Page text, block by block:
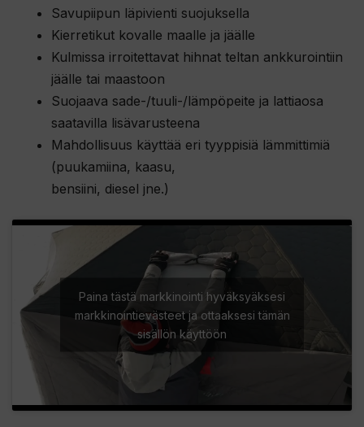
Savupiipun läpivienti suojuksella
Kierretikut kovalle maalle ja jäälle
Kulmissa irroitettavat hihnat teltan ankkurointiin
jäälle tai maastoon
Suojaava sade-/tuuli-/lämpöpeite ja lattiaosa
saatavilla lisävarusteena
Mahdollisuus käyttää eri tyyppisiä lämmittimiä
(puukamiina, kaasu,
bensiini, diesel jne.)
Paina tästä markkinointi hyväksyäksesi
markkinointievästeet ja ottaaksesi tämän
sisällön käyttöön